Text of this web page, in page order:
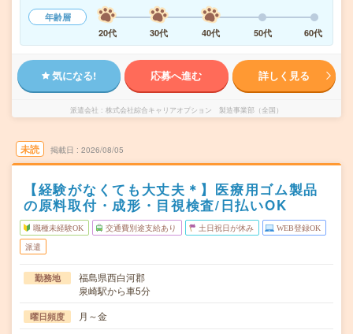
年齢層
20代
30代 40代 50代 60代
気になる! 応募へ進む 詳しく見る
派遣会社 株式会社綜合キャリアオプション 製造事業部（全国）
未読 掲載日 2026/08/05
【経験がなくても大丈夫＊】医療用ゴム製品
の原料取付・成形・目視検査/日払いOK
職種未経験OK 交通費別途支給あり 土日祝日が休み WEB登録OK
派遣
勤務地
福島県西白河郡
泉崎駅から車5分
曜日頻度 月～金